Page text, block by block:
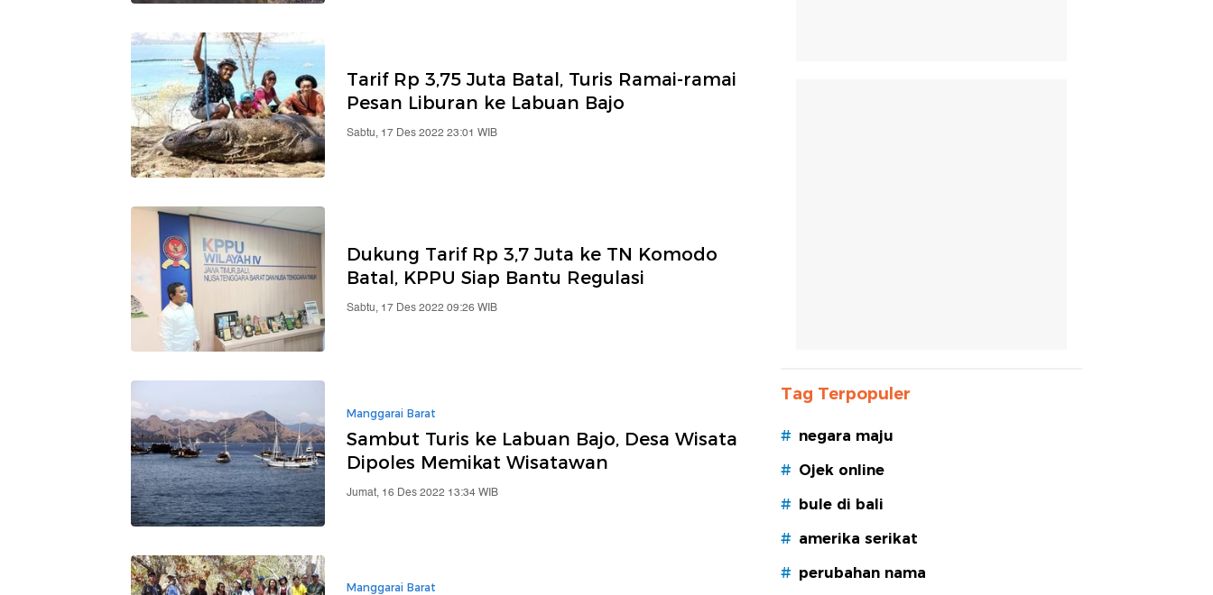
Tarif Rp 3,75 Juta Batal, Turis Ramai-ramai
Pesan Liburan ke Labuan Bajo
Sabtu, 17 Des 2022 23:01 WIB
Dukung Tarif Rp 3,7 Juta ke TN Komodo
Batal, KPPU Siap Bantu Regulasi
Sabtu, 17 Des 2022 09:26 WIB
Manggarai Barat
Sambut Turis ke Labuan Bajo, Desa Wisata
Dipoles Memikat Wisatawan
Jumat, 16 Des 2022 13:34 WIB
Manggarai Barat
Tag Terpopuler
# negara maju
# Ojek online
# bule di bali
# amerika serikat
# perubahan nama